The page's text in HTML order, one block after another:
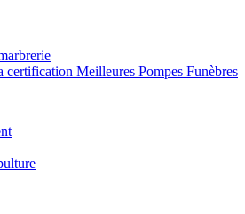
certification Meilleures Pompes Funèbres